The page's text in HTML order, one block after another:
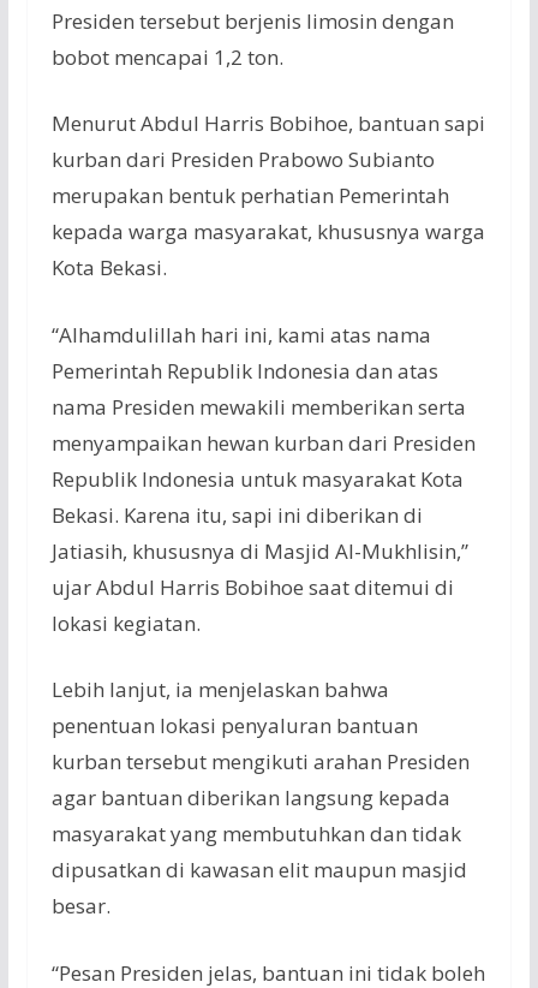
Presiden tersebut berjenis limosin dengan
bobot mencapai 1,2 ton.
Menurut Abdul Harris Bobihoe, bantuan sapi
kurban dari Presiden Prabowo Subianto
merupakan bentuk perhatian Pemerintah
kepada warga masyarakat, khususnya warga
Kota Bekasi.
“Alhamdulillah hari ini, kami atas nama
Pemerintah Republik Indonesia dan atas
nama Presiden mewakili memberikan serta
menyampaikan hewan kurban dari Presiden
Republik Indonesia untuk masyarakat Kota
Bekasi. Karena itu, sapi ini diberikan di
Jatiasih, khususnya di Masjid Al-Mukhlisin,”
ujar Abdul Harris Bobihoe saat ditemui di
lokasi kegiatan.
Lebih lanjut, ia menjelaskan bahwa
penentuan lokasi penyaluran bantuan
kurban tersebut mengikuti arahan Presiden
agar bantuan diberikan langsung kepada
masyarakat yang membutuhkan dan tidak
dipusatkan di kawasan elit maupun masjid
besar.
“Pesan Presiden jelas, bantuan ini tidak boleh